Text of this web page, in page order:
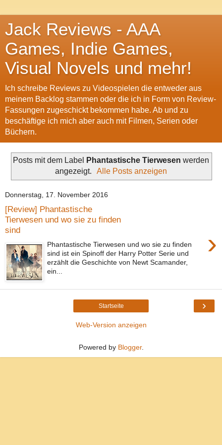
Jack Reviews - AAA
Games, Indie Games,
Visual Novels und mehr!
Ich schreibe Reviews zu Videospielen die entweder aus
meinem Backlog stammen oder die ich in Form von Review-
Fassungen zugeschickt bekommen habe. Ab und zu
beschäftige ich mich aber auch mit Filmen, Serien oder
Büchern.
Posts mit dem Label Phantastische Tierwesen werden
angezeigt.
Alle Posts anzeigen
Donnerstag, 17. November 2016
[Review] Phantastische
Tierwesen und wo sie zu finden
sind
›
Phantastische Tierwesen und wo sie zu finden
sind ist ein Spinoff der Harry Potter Serie und
erzählt die Geschichte von Newt Scamander,
ein...
›
Startseite
Web-Version anzeigen
Powered by Blogger.